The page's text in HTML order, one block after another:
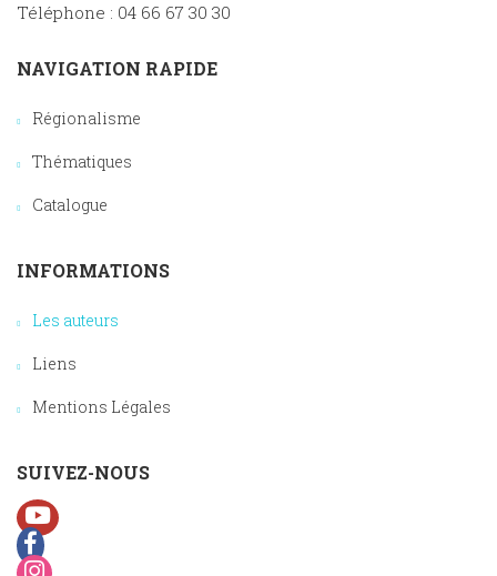
Téléphone : 04 66 67 30 30
NAVIGATION RAPIDE
Régionalisme
Thématiques
Catalogue
INFORMATIONS
Les auteurs
Liens
Mentions Légales
SUIVEZ-NOUS